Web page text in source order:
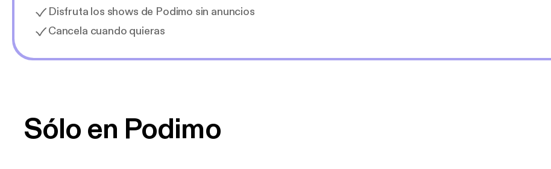
Disfruta los shows de Podimo sin anuncios
Cancela cuando quieras
Sólo en Podimo